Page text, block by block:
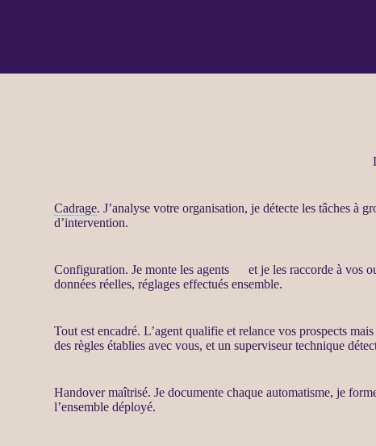
Cadrage. J’analyse votre organisation, je détecte les tâches à
d’intervention.
Configuration. Je monte lesagents et je les raccorde à vos
données réelles, réglages effectués ensemble.
Tout est encadré. L’agent qualifie etrelance vosprospects
des règles établies avec vous, et un superviseur technique
Handover maîtrisé. Je documente chaque automatisme, je
l’ensemble déployé.